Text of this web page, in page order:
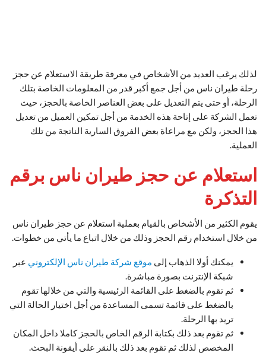
لذلك يرغب العديد من الأشخاص في معرفة طريقة الاستعلام عن حجز
رحلة طيران ناس من أجل جمع أكبر قدر من المعلومات الخاصة بتلك
الرحلة، أو حتى يتم التعديل على بعض العناصر الخاصة بالحجز، حيث
تعمل الشركة على إتاحة هذه الخدمة من أجل تمكين العميل من تعديل
هذا الحجز، ولكن مع مراعاة بعض الفروق السارية الناتجة من تلك
العملية.
استعلام عن حجز طيران ناس برقم
التذكرة
يقوم الكثير من الأشخاص بالقيام بعملية استعلام عن حجز طيران ناس
من خلال استخدام رقم الحجز وذلك من خلال اتباع ما يأتي من خطوات.
يمكنك أولا الذهاب إلى موقع شركة طيران ناس الإلكتروني عبر
شبكة الإنترنت بصورة مباشرة.
ثم تقوم بالضغط على القائمة الرئيسية والتي من خلالها تقوم
بالضغط على قائمة تسمى المساعدة من أجل اختيار الحالة التي
تريد بها الرحلة.
ثم تقوم بعد ذلك بكتابة الرقم الخاص بالحجز كاملا داخل المكان
المخصص لذلك ثم تقوم بعد ذلك بالنقر على أيقونة البحث.